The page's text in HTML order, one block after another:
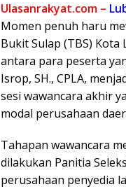
Ulasanrakyat.com –
Momen penuh haru
Bukit Sulap (TBS)
antara para peserta
Isrop, SH., CPLA,
sesi wawancara akhir
modal perusahaan
Tahapan wawancara
dilakukan Panitia
perusahaan penyedia